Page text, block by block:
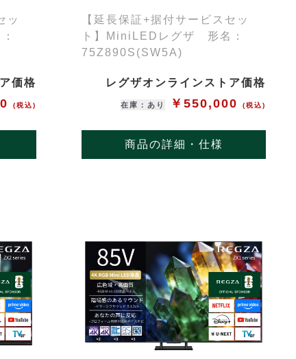
ッ
価格
(税込)
【延長保証+据付サービスセッ
ト】MiniLEDレグザ 形名：
75Z890S(SW5A)
レグザオンラインストア価格
在庫：あり ￥550,000(税込)
商品の詳細・仕様